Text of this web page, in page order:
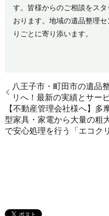
す。皆様からのご相談をス
おります。地域の遺品整理
りごとに寄り添います。
八王子市・町田市の遺品
リへ！最新の実績とサー
【不動産管理会社様へ】
型家具・家電から大量の粗
で安心処理を行う「エコク